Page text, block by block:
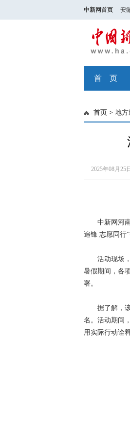
中新网首页 安
首 页
首页 > 地方
2025年08月25
中新网河南
追锋 志愿同行
活动现场，
暑假期间，各
署。
据了解，该
名。活动期间
用实际行动诠